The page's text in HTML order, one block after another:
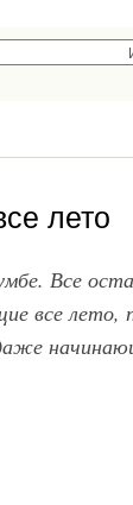
лето
Все
все лето,